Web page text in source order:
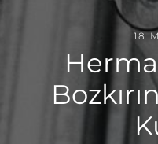
18